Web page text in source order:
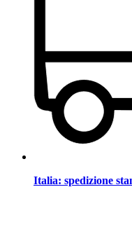
Italia: spedizione